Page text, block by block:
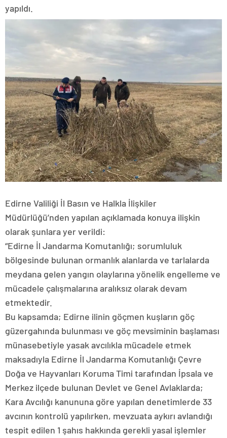
yapıldı.
Edirne Valiliği İl Basın ve Halkla İlişkiler
Müdürlüğü’nden yapılan açıklamada konuya ilişkin
olarak şunlara yer verildi:
“Edirne İl Jandarma Komutanlığı; sorumluluk
bölgesinde bulunan ormanlık alanlarda ve tarlalarda
meydana gelen yangın olaylarına yönelik engelleme ve
mücadele çalışmalarına aralıksız olarak devam
etmektedir.
Bu kapsamda; Edirne ilinin göçmen kuşların göç
güzergahında bulunması ve göç mevsiminin başlaması
münasebetiyle yasak avcılıkla mücadele etmek
maksadıyla Edirne İl Jandarma Komutanlığı Çevre
Doğa ve Hayvanları Koruma Timi tarafından İpsala ve
Merkez ilçede bulunan Devlet ve Genel Avlaklarda;
Kara Avcılığı kanununa göre yapılan denetimlerde 33
avcının kontrolü yapılırken, mevzuata aykırı avlandığı
tespit edilen 1 şahıs hakkında gerekli yasal işlemler